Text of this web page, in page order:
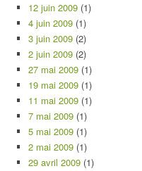
12 juin 2009 (1)
4 juin 2009 (1)
3 juin 2009 (2)
2 juin 2009 (2)
27 mai 2009 (1)
19 mai 2009 (1)
11 mai 2009 (1)
7 mai 2009 (1)
5 mai 2009 (1)
2 mai 2009 (1)
29 avril 2009 (1)